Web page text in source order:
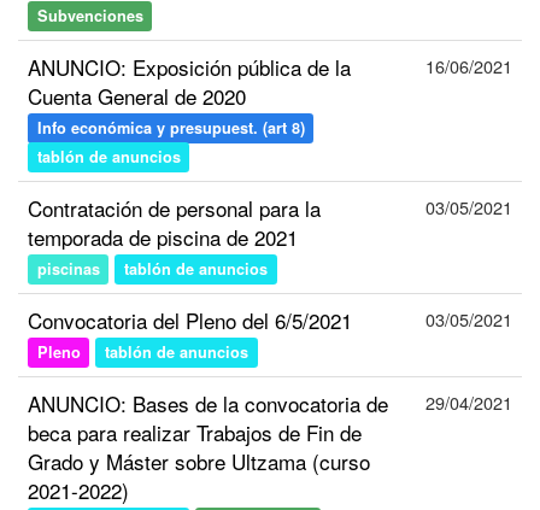
Subvenciones
ANUNCIO: Exposición pública de la
Cuenta General de 2020
Info económica y presupuest. (art 8)
tablón de anuncios
16/06/2021
Contratación de personal para la
temporada de piscina de 2021
piscinas tablón de anuncios
03/05/2021
Convocatoria del Pleno del 6/5/2021
Pleno tablón de anuncios
03/05/2021
ANUNCIO: Bases de la convocatoria de
beca para realizar Trabajos de Fin de
Grado y Máster sobre Ultzama (curso
2021-2022)
29/04/2021